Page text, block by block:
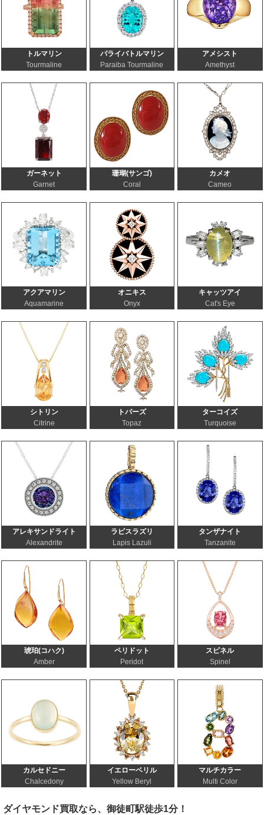
トルマリン
Tourmaline
パライバトルマリン
Paraiba Tourmaline
アメシスト
Amethyst
ガーネット
Garnet
珊瑚(サンゴ)
Coral
カメオ
Cameo
アクアマリン
Aquamarine
オニキス
Onyx
キャッツアイ
Cat's Eye
シトリン
Citrine
トパーズ
Topaz
ターコイズ
Turquoise
アレキサンドライト
Alexandrite
ラピスラズリ
Lapis Lazuli
タンザナイト
Tanzanite
琥珀(コハク)
Amber
ペリドット
Peridot
スピネル
Spinel
カルセドニー
Chalcedony
イエローベリル
Yellow Beryl
マルチカラー
Multi Color
ダイヤモンド買取なら、御徒町駅徒歩1分！